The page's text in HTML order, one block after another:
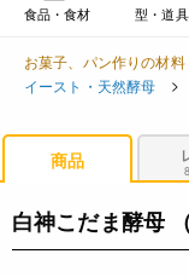
食品・食材 型・道具
お菓子、パン作りの材料
イースト・天然酵母
商品
白神こだま酵母